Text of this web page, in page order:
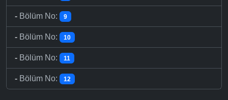
- Bölüm No: 9
- Bölüm No: 10
- Bölüm No: 11
- Bölüm No: 12